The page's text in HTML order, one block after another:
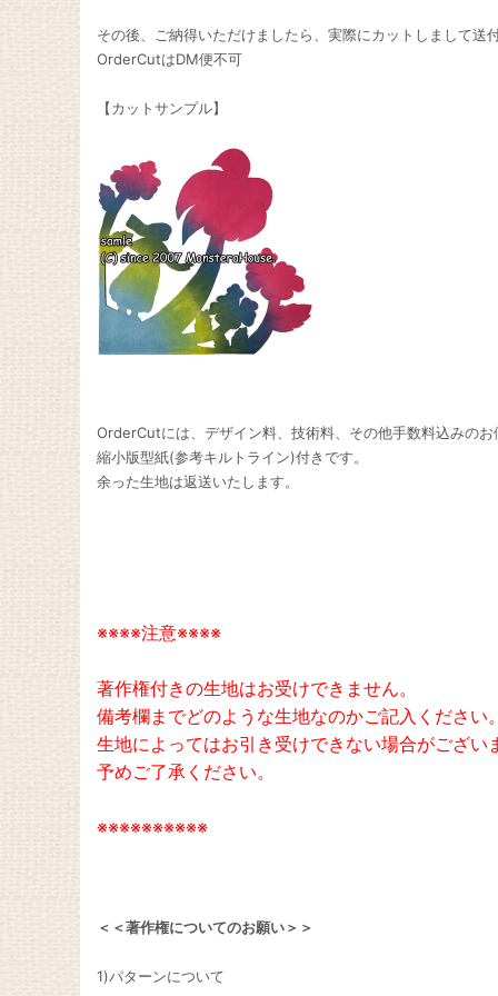
その後、ご納得いただけましたら、実際にカットしまして送
OrderCutはDM便不可
【カットサンプル】
OrderCutには、デザイン料、技術料、その他手数料込みのお
縮小版型紙(参考キルトライン)付きです。
余った生地は返送いたします。
※※※※注意※※※※
著作権付きの生地はお受けできません。
備考欄までどのような生地なのかご記入ください。
生地によってはお引き受けできない場合がござい
予めご了承ください。
※※※※※※※※※※
＜＜著作権についてのお願い＞＞
1)パターンについて